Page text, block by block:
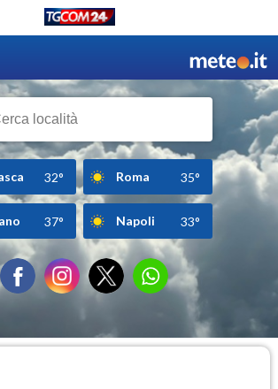
32° Roma 35°
37° Napoli 33°